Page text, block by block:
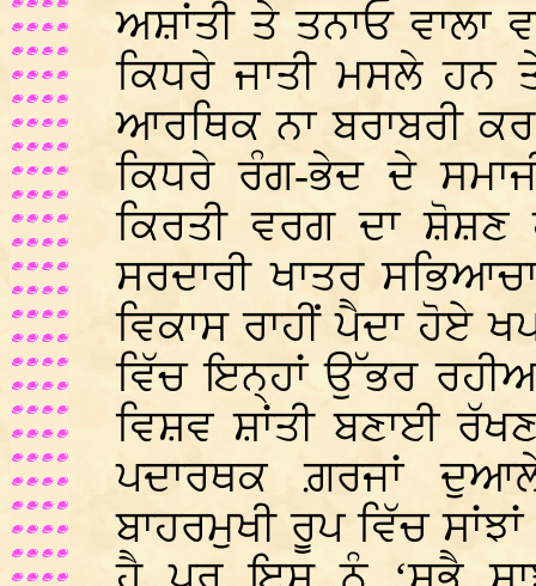
ਅਸ਼ਾਂਤੀ ਤੇ ਤਨਾਓ
ਕਿਧਰੇ ਜਾਤੀ ਮਸਲੇ ਹਨ
ਆਰਥਿਕ ਨਾ ਬਰਾਬਰੀ
ਕਿਧਰੇ ਰੰਗ-ਭੇਦ ਦੇ
ਕਿਰਤੀ ਵਰਗ ਦਾ
ਸਰਦਾਰੀ ਖਾਤਰ
ਵਿਕਾਸ ਰਾਹੀਂ ਪੈਦਾ ਹੋਏ
ਵਿੱਚ ਇਨ੍ਹਾਂ ਉੱਭਰ
ਵਿਸ਼ਵ ਸ਼ਾਂਤੀ ਬਣਾਈ
ਪਦਾਰਥਕ ਗ਼ਰਜਾਂ
ਬਾਹਰਮੁਖੀ ਰੂਪ ਵਿੱਚ